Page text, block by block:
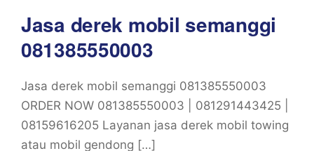
Jasa derek mobil semanggi
081385550003
Jasa derek mobil semanggi 081385550003
ORDER NOW 081385550003 | 081291443425 |
08159616205 Layanan jasa derek mobil towing
atau mobil gendong […]